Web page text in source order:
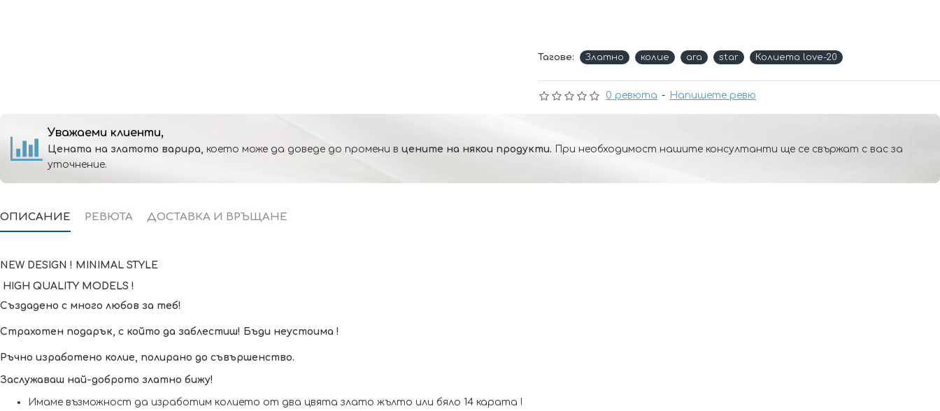
0 ревюта - Напишете ревю
Тагове: Златно колие ara star Колиета love-20
Уважаеми клиенти,
Цената на златото варира, което може да доведе до промени в цените на някои продукти. При необходимост нашите консултанти ще се свържат с вас за
уточнение.
ОПИСАНИЕ РЕВЮТА ДОСТАВКА И ВРЪЩАНЕ
NEW DESIGN ! MINIMAL STYLE
HIGH QUALITY MODELS !
Създадено с много любов за теб!
Страхотен подарък, с който да заблестиш! Бъди неустоима !
Ръчно изработено колие, полирано до съвършенство.
Заслужаваш най-доброто златно бижу!
Имаме възможност да изработим кoлието от два цвята злато жълто или бяло 14 карата !